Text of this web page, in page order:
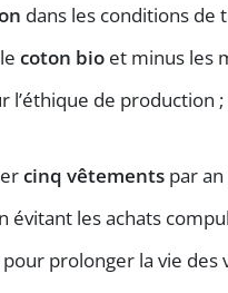
dans les conditions de
coton bio et minus les
l’éthique de production
cinq vêtements par
évitant les achats
pour prolonger la vie des